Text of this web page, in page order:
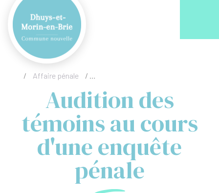
/ Affaire pénale / Audition des témoins au cours d'une
Audition des
témoins au cours
d'une enquête
pénale